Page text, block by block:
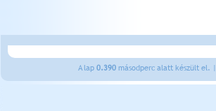
A lap 0.390 másodperc alatt készült el. |